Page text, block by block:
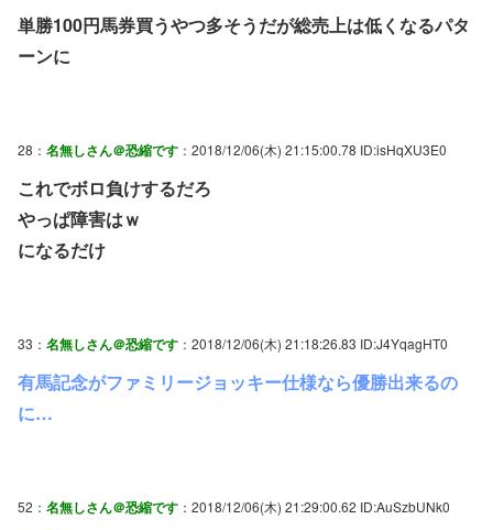
単勝100円馬券買うやつ多そうだが総売上は低くなるパタ
ーンに
28： 名無しさん＠恐縮です ：2018/12/06(木) 21:15:00.78 ID:isHqXU3E0
これでボロ負けするだろ
やっぱ障害はｗ
になるだけ
33： 名無しさん＠恐縮です ：2018/12/06(木) 21:18:26.83 ID:J4YqagHT0
有馬記念がファミリージョッキー仕様なら優勝出来るの
に…
52： 名無しさん＠恐縮です ：2018/12/06(木) 21:29:00.62 ID:AuSzbUNk0